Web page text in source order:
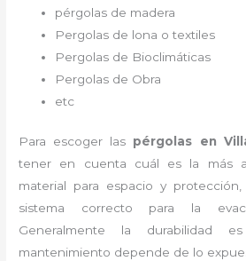
pérgolas de madera
Pergolas de lona o textiles
Pergolas de Bioclimáticas
Pergolas de Obra
etc
Para escoger las pérgolas en
tener en cuenta cuál es la más
material para espacio y
sistema correcto para la
Generalmente la durabilidad
mantenimiento depende de lo